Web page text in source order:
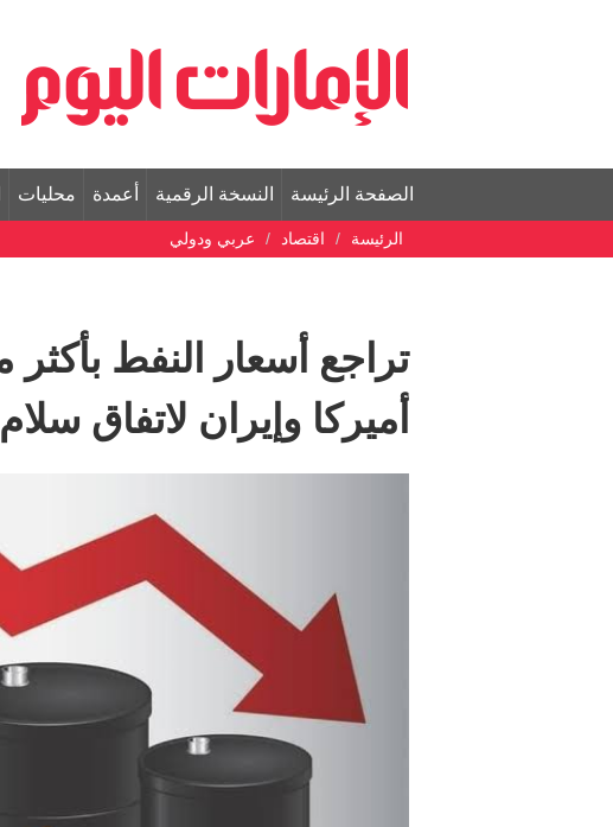
الصفحة الرئيسة النسخة الرقمية أعمدة محليات
الرئيسة اقتصاد عربي ودولي
أميركا وإيران لاتفاق سلام